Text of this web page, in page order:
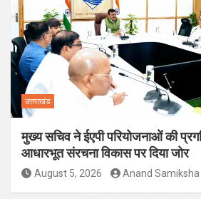
उत्तराखंड
मुख्य सचिव ने ईएपी परियोजनाओं की
आधारभूत संरचना विकास पर दिया जोर
August 5, 2026 Anand Samiksha